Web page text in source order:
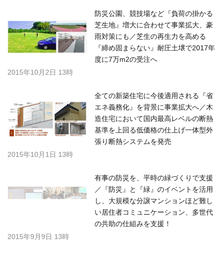
防災公園、競技場など『負荷の掛かる
芝生地』増大に合わせて事業拡大、豪
雨対策にも／芝生の再生力を高める
『締め固まらない』耐圧土壌で2017年
度に7万m2の受注へ
2015年10月2日 13時
全ての新築住宅に今後適用される『省
エネ義務化』を背景に事業拡大へ／木
造住宅において国内最高レベルの断熱
基準を上回る低価格の仕上げ一体型外
張り断熱システムを発売
2015年10月1日 13時
有事の防災を、平時の緑づくりで支援
／『防災』と『緑』のイベントを活用
し、大規模な分譲マンションほど難し
い居住者コミュニケーション、多世代
の共助の仕組みを支援！
2015年9月9日 13時